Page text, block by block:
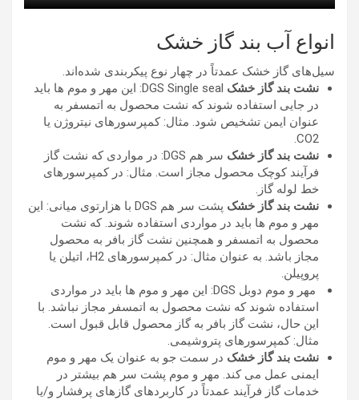
انواع آب بند گاز خشک
سیل‌های گاز خشک عمدتاً در چهار نوع پیکربندی شده‌اند.
نشت بند گاز خشک
DGS Single seal: این مهر و موم ها باید
در جایی استفاده شوند که نشت محصول به اتمسفر به
عنوان ایمن تشخیص شود. مثال: کمپرسورهای نیتروژن یا
CO2.
نشت بند گاز خشک سر هم DGS:
در مواردی که نشت گاز
فرآیند کوچک محصول مجاز است. مثال: در کمپرسورهای
خط لوله گاز.
نشت بند گاز خشک
پشت سر هم DGS با هزارتوی میانی: این
مهر و موم ها باید در مواردی استفاده شوند. که نشت
محصول به اتمسفر و همچنین نشت گاز بافر به محصول
مجاز باشد. به عنوان مثال: در کمپرسورهای H2، اتیلن یا
پروپیلن.
مهر و موم دوبل DGS: این مهر و موم ها باید در مواردی
استفاده شوند که نشت محصول به اتمسفر مجاز نباشد. با
این حال، نشت گاز بافر به گاز محصول قابل قبول است.
مثال: کمپرسورهای پتروشیمی.
نشت بند گاز خشک در سمت جو به عنوان یک مهر و موم
ایمنی عمل می کند. مهر و موم پشت سر هم بیشتر در
خدمات گاز فرآیند عمدتاً در کاربردهای گازهای پرفشار و/یا